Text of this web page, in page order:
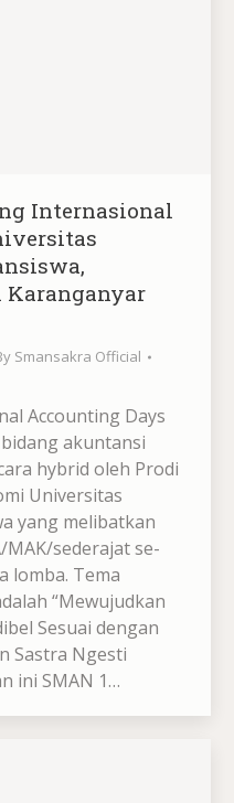
Internasional
Karanganyar
Smansakra Official
Accounting Days
akuntansi
hybrid oleh Prodi
Universitas
yang melibatkan
MAK/sederajat se-
lomba. Tema
“Mewujudkan
Sesuai dengan
Sastra Ngesti
ini SMAN 1…